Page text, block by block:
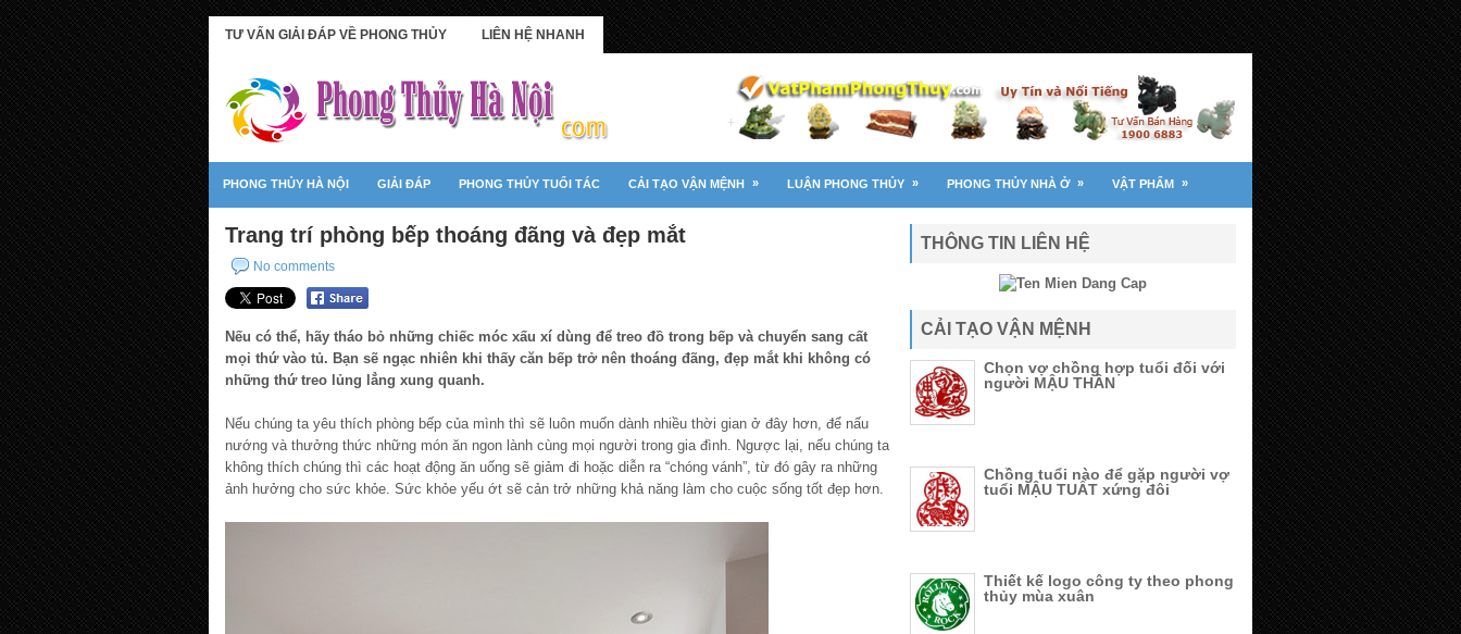
TƯ VẤN GIẢI ĐÁP VỀ PHONG THỦY LIÊN HỆ NHANH
PHONG THỦY HÀ NỘI GIẢI ĐÁP PHONG THỦY TUỔI TÁC CẢI TẠO VẬN MỆNH » LUẬN PHONG THỦY » PHONG THỦY NHÀ Ở » VẬT PHẨM »
Trang trí phòng bếp thoáng đãng và đẹp mắt
No comments
Nếu có thể, hãy tháo bỏ những chiếc móc xấu xí dùng để treo đồ trong bếp và chuyển sang cất
mọi thứ vào tủ. Bạn sẽ ngạc nhiên khi thấy căn bếp trở nên thoáng đãng, đẹp mắt khi không có
những thứ treo lủng lẳng xung quanh.
Nếu chúng ta yêu thích phòng bếp của mình thì sẽ luôn muốn dành nhiều thời gian ở đây hơn, để nấu
nướng và thưởng thức những món ăn ngon lành cùng mọi người trong gia đình. Ngược lại, nếu chúng ta
không thích chúng thì các hoạt động ăn uống sẽ giảm đi hoặc diễn ra “chóng vánh”, từ đó gây ra những
ảnh hưởng cho sức khỏe. Sức khỏe yếu ớt sẽ cản trở những khả năng làm cho cuộc sống tốt đẹp hơn.
THÔNG TIN LIÊN HỆ
CẢI TẠO VẬN MỆNH
Chọn vợ chồng hợp tuổi đối với
người MẬU THÂN
Chồng tuổi nào để gặp người vợ
tuổi MẬU TUẤT xứng đôi
Thiết kế logo công ty theo phong
thủy mùa xuân